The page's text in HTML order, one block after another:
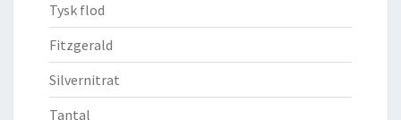
Tysk flod
Fitzgerald
Silvernitrat
Tantal